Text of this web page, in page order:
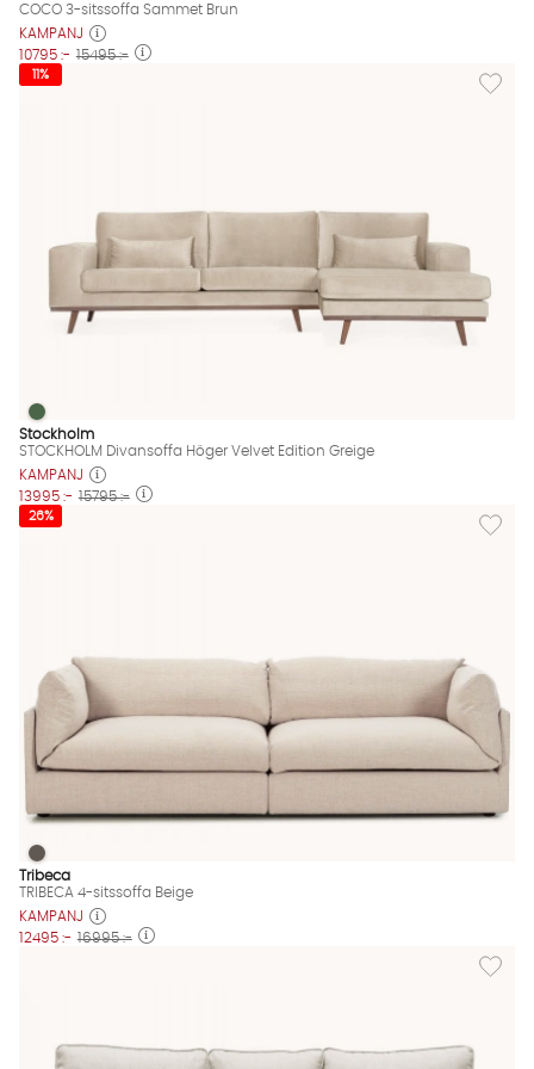
COCO 3-sitssoffa Sammet Brun
KAMPANJ
10795 :- 15495 :-
Lägg
11%
STOCKHOLM Divansoffa Höger Velvet Edition Greige Finns
STOCKHOLM Divansoffa Höger Velvet Edition Greige
Stockholm
STOCKHOLM Divansoffa Höger Velvet Edition Greige
KAMPANJ
13995 :- 15795 :-
Lägg
26%
TRIBECA 4-sitssoffa Beige Finns även i dessa färger:
TRIBECA 4-sitssoffa Beige
Tribeca
TRIBECA 4-sitssoffa Beige
KAMPANJ
12495 :- 16995 :-
Lägg